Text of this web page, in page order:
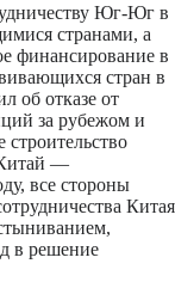
Юг-Юг в
странами, а
финансирование в
стран в
об отказе от
за рубежом и
строительство
—
все стороны
Китая
в решение